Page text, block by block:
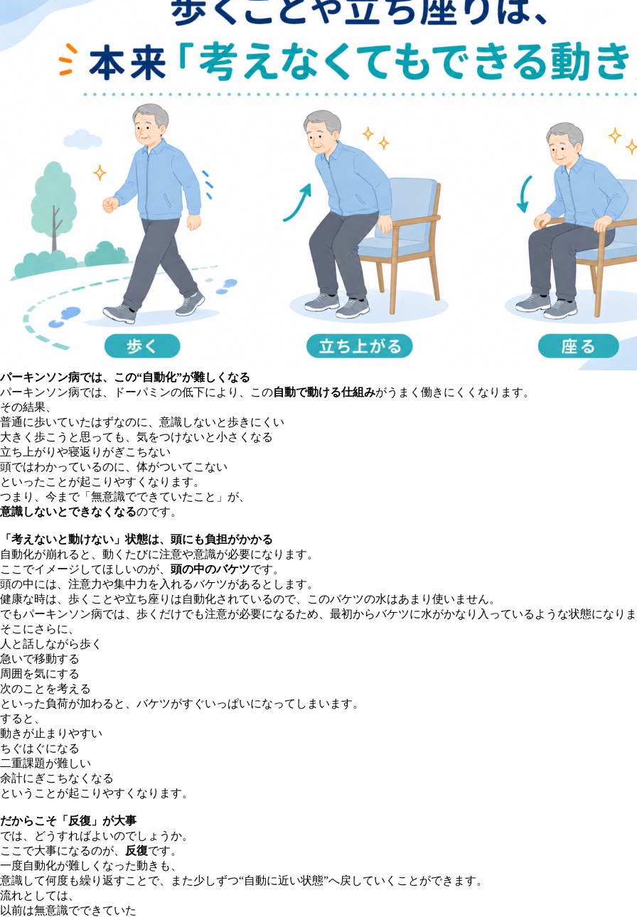
パーキンソン病では、この“自動化”が難しくなる
パーキンソン病では、ドーパミンの低下により、この自動で動ける仕組みがうまく働きにくくなります。
その結果、
普通に歩いていたはずなのに、意識しないと歩きにくい
大きく歩こうと思っても、気をつけないと小さくなる
立ち上がりや寝返りがぎこちない
頭ではわかっているのに、体がついてこない
といったことが起こりやすくなります。
つまり、今まで「無意識でできていたこと」が、
意識しないとできなくなるのです。
「考えないと動けない」状態は、頭にも負担がかかる
自動化が崩れると、動くたびに注意や意識が必要になります。
ここでイメージしてほしいのが、 頭の中のバケツです。
頭の中には、注意力や集中力を入れるバケツがあるとします。
健康な時は、歩くことや立ち座りは自動化されているので、このバケツの水はあまり使いません。
でもパーキンソン病では、歩くだけでも注意が必要になるため、最初からバケツに水がかなり入っているような状態になり
そこにさらに、
人と話しながら歩く
急いで移動する
周囲を気にする
次のことを考える
といった負荷が加わると、バケツがすぐいっぱいになってしまいます。
すると、
動きが止まりやすい
ちぐはぐになる
二重課題が難しい
余計にぎこちなくなる
ということが起こりやすくなります。
だからこそ「反復」が大事
では、どうすればよいのでしょうか。
ここで大事になるのが、
反復です。
一度自動化が難しくなった動きも、
意識して何度も繰り返すことで、また少しずつ“自動に近い状態”へ戻していくことができます。
流れとしては、
以前は無意識でできていた